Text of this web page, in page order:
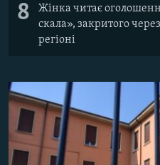
8
Жінка читає
скала», закритого
регіоні